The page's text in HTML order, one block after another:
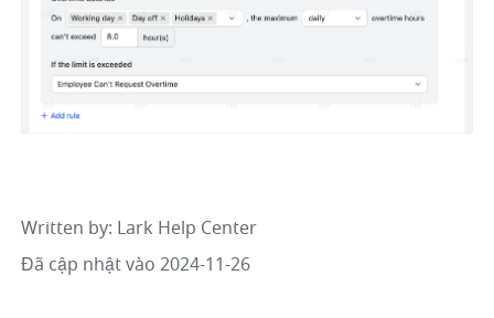
Written by: Lark Help Center
Đã cập nhật vào 2024-11-26